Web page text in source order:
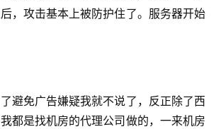
，攻击基本上被防护住了。服务器开始
避免广告嫌疑我就不说了，反正除了西
都是找机房的代理公司做的，一来机房